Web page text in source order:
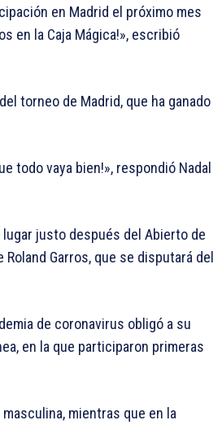
en Madrid el próximo mes
en la Caja Mágica!», escribió
torneo de Madrid, que ha ganado
todo vaya bien!», respondió Nadal
justo después del Abierto de
Garros, que se disputará del
de coronavirus obligó a su
en la que participaron primeras
mientras que en la